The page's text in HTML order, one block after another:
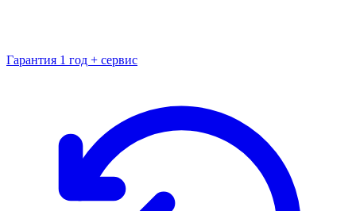
Гарантия 1 год + сервис